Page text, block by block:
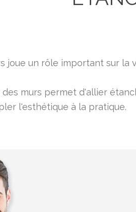
joue un rôle important sur la
des murs permet d'allier
l'esthétique à la pratique.